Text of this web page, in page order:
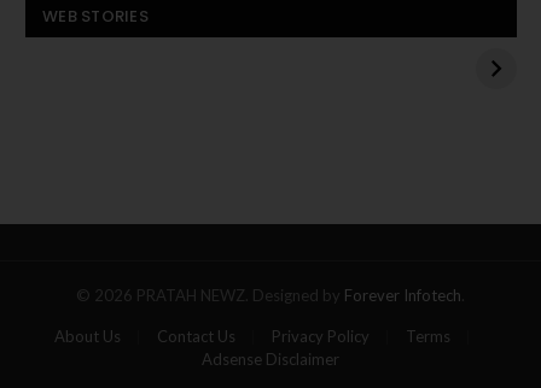
WEB STORIES
बस बनी आग का गोला, पांच
यात्रियों की मौत
पहले हमास का अमेरिकी
© 2026 PRATAH NEWZ. Designed by Forever Infotech.
About Us Contact Us Privacy Policy
Terms
Adsense Disclaimer